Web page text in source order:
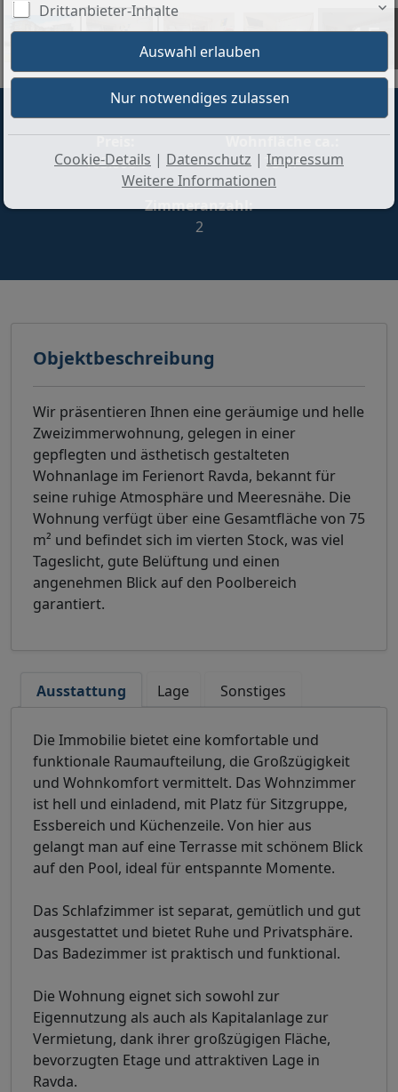
+15
Preis:
105.000 €
Wohnfläche ca.:
75 m²
Zimmeranzahl:
2
Objektbeschreibung
Wir präsentieren Ihnen eine geräumige und helle
Zweizimmerwohnung, gelegen in einer
gepflegten und ästhetisch gestalteten
Wohnanlage im Ferienort Ravda, bekannt für
seine ruhige Atmosphäre und Meeresnähe. Die
Wohnung verfügt über eine Gesamtfläche von 75
m² und befindet sich im vierten Stock, was viel
Tageslicht, gute Belüftung und einen
angenehmen Blick auf den Poolbereich
garantiert.
Ausstattung Lage Sonstiges
Die Immobilie bietet eine komfortable und
funktionale Raumaufteilung, die Großzügigkeit
und Wohnkomfort vermittelt. Das Wohnzimmer
ist hell und einladend, mit Platz für Sitzgruppe,
Essbereich und Küchenzeile. Von hier aus
gelangt man auf eine Terrasse mit schönem Blick
auf den Pool, ideal für entspannte Momente.
Das Schlafzimmer ist separat, gemütlich und gut
ausgestattet und bietet Ruhe und Privatsphäre.
Das Badezimmer ist praktisch und funktional.
Die Wohnung eignet sich sowohl zur
Eigennutzung als auch als Kapitalanlage zur
Vermietung, dank ihrer großzügigen Fläche,
bevorzugten Etage und attraktiven Lage in
Ravda.
Drittanbieter-Inhalte
Cookie-Details | Datenschutz | Impressum
Weitere Informationen